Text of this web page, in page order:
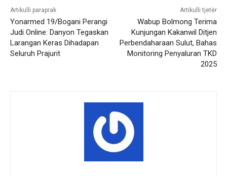
Artikulli paraprak
Yonarmed 19/Bogani Perangi
Judi Online: Danyon Tegaskan
Larangan Keras Dihadapan
Seluruh Prajurit
Artikulli tjetër
Wabup Bolmong Terima
Kunjungan Kakanwil Ditjen
Perbendaharaan Sulut, Bahas
Monitoring Penyaluran TKD
2025